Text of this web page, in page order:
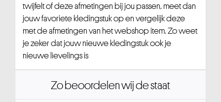
twijfelt of deze afmetingen bij jou passen, meet dan
jouw favoriete kledingstuk op en vergelijk deze
met de afmetingen van het webshop item. Zo weet
je zeker dat jouw nieuwe kledingstuk ook je
nieuwe lievelings is
Zo beoordelen wij de staat